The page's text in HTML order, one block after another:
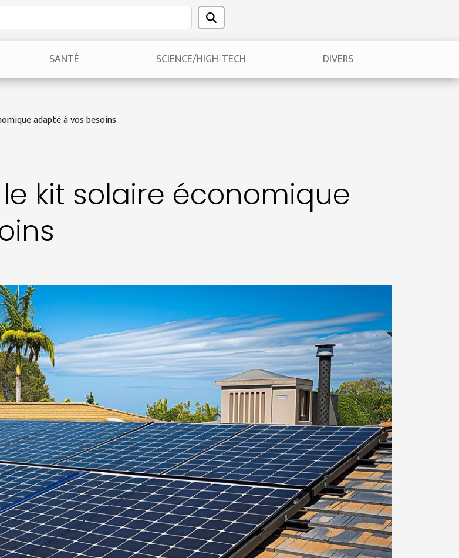
SANTÉ SCIENCE/HIGH-TECH DIVERS
adapté à vos besoins
kit solaire économique